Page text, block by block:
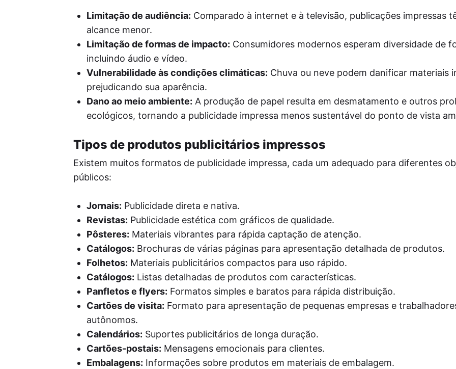
Limitação de audiência: Comparado à internet e à televisão, publicações impressas
alcance menor.
Limitação de formas de impacto: Consumidores modernos esperam diversidade de
incluindo áudio e vídeo.
Vulnerabilidade às condições climáticas: Chuva ou neve podem danificar materiais
prejudicando sua aparência.
Dano ao meio ambiente: A produção de papel resulta em desmatamento e outros
ecológicos, tornando a publicidade impressa menos sustentável do ponto de vista
Tipos de produtos publicitários impressos
Existem muitos formatos de publicidade impressa, cada um adequado para diferentes
públicos:
Jornais: Publicidade direta e nativa.
Revistas: Publicidade estética com gráficos de qualidade.
Pôsteres: Materiais vibrantes para rápida captação de atenção.
Catálogos: Brochuras de várias páginas para apresentação detalhada de produtos.
Folhetos: Materiais publicitários compactos para uso rápido.
Catálogos: Listas detalhadas de produtos com características.
Panfletos e flyers: Formatos simples e baratos para rápida distribuição.
Cartões de visita: Formato para apresentação de pequenas empresas e
autônomos.
Calendários: Suportes publicitários de longa duração.
Cartões-postais: Mensagens emocionais para clientes.
Embalagens: Informações sobre produtos em materiais de embalagem.